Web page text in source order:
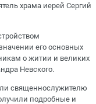
храма иерей Сергий
его основных
о житии и великих
Невского.
священнослужителю
подробные и